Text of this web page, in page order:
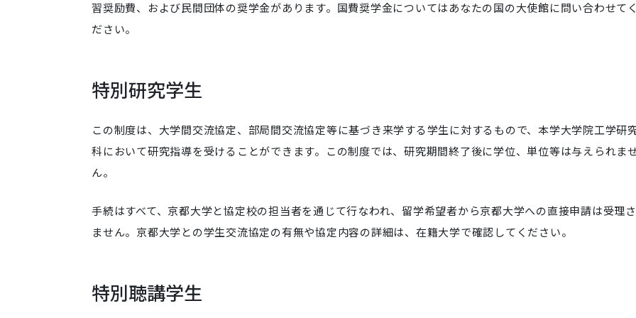
習奨励費、および民間団体の奨学金があります。国費奨学金についてはあなたの国の大使館に問い合わせてく
ださい。
特別研究学生
この制度は、大学間交流協定、部局間交流協定等に基づき来学する学生に対するもので、本学大学院工学研
科において研究指導を受けることができます。この制度では、研究期間終了後に学位、単位等は与えられま
ん。
手続はすべて、京都大学と協定校の担当者を通じて行なわれ、留学希望者から京都大学への直接申請は受理
ません。京都大学との学生交流協定の有無や協定内容の詳細は、在籍大学で確認してください。
特別聴講学生